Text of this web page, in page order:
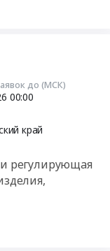
до (МСК)
00:00
край
регулирующая